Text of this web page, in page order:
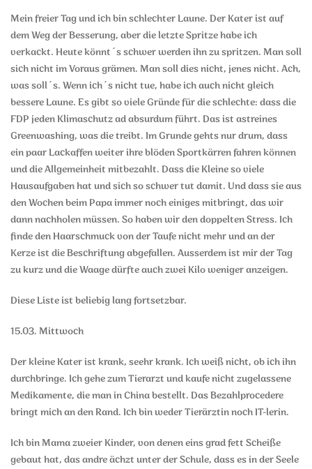
Mein freier Tag und ich bin schlechter Laune. Der Kater ist auf
dem Weg der Besserung, aber die letzte Spritze habe ich
verkackt. Heute könnt´s schwer werden ihn zu spritzen. Man soll
sich nicht im Voraus grämen. Man soll dies nicht, jenes nicht. Ach,
was soll´s. Wenn ich´s nicht tue, habe ich auch nicht gleich
bessere Laune. Es gibt so viele Gründe für die schlechte: dass die
FDP jeden Klimaschutz ad absurdum führt. Das ist astreines
Greenwashing, was die treibt. Im Grunde gehts nur drum, dass
ein paar Lackaffen weiter ihre blöden Sportkärren fahren können
und die Allgemeinheit mitbezahlt. Dass die Kleine so viele
Hausaufgaben hat und sich so schwer tut damit. Und dass sie aus
den Wochen beim Papa immer noch einiges mitbringt, das wir
dann nachholen müssen. So haben wir den doppelten Stress. Ich
finde den Haarschmuck von der Taufe nicht mehr und an der
Kerze ist die Beschriftung abgefallen. Ausserdem ist mir der Tag
zu kurz und die Waage dürfte auch zwei Kilo weniger anzeigen.
Diese Liste ist beliebig lang fortsetzbar.
15.03. Mittwoch
Der kleine Kater ist krank, seehr krank. Ich weiß nicht, ob ich ihn
durchbringe. Ich gehe zum Tierarzt und kaufe nicht zugelassene
Medikamente, die man in China bestellt. Das Bezahlprocedere
bringt mich an den Rand. Ich bin weder Tierärztin noch IT-lerin.
Ich bin Mama zweier Kinder, von denen eins grad fett Scheiße
gebaut hat, das andre ächzt unter der Schule, dass es in der Seele